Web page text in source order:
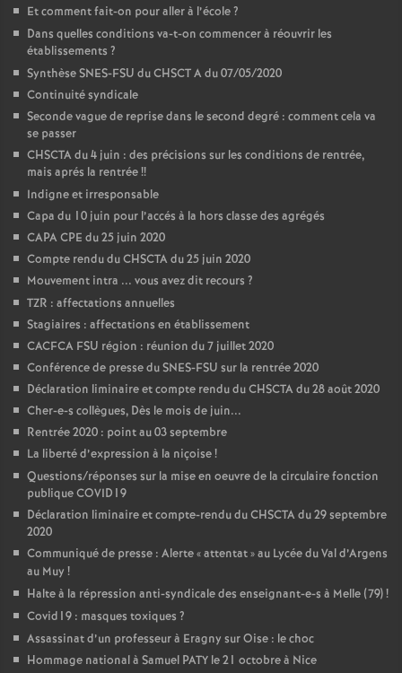
Et comment fait-on pour aller à l’école?
Dans quelles conditions va-t-on commencer à réouvrir les
établissements ?
Synthèse SNES-FSU du CHSCT A du 07/05/2020
Continuité syndicale
Seconde vague de reprise dans le second degré : comment cela va
se passer
CHSCTA du 4 juin : des précisions sur les conditions de rentrée,
mais aprés la rentrée!!
Indigne et irresponsable
Capa du 10 juin pour l’accés à la hors classe des agrégés
CAPA CPE du 25 juin 2020
Compte rendu du CHSCTA du 25 juin 2020
Mouvement intra ... vous avez dit recours ?
TZR : affectations annuelles
Stagiaires : affectations en établissement
CACFCA FSU région : réunion du 7 juillet 2020
Conférence de presse du SNES-FSU sur la rentrée 2020
Déclaration liminaire et compte rendu du CHSCTA du 28 août 2020
Cher-e-s collègues, Dès le mois de juin...
Rentrée 2020 : point au 03 septembre
La liberté d’expression à la niçoise!
Questions/réponses sur la mise en oeuvre de la circulaire fonction
publique COVID19
Déclaration liminaire et compte-rendu du CHSCTA du 29 septembre
2020
Communiqué de presse : Alerte «attentat» au Lycée du Val d’Argens
au Muy !
Halte à la répression anti-syndicale des enseignant-e-s à Melle (79)!
Covid19 : masques toxiques ?
Assassinat d’un professeur à Eragny sur Oise : le choc
Hommage national à Samuel PATY le 21 octobre à Nice